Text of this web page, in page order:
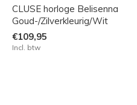
CLUSE horloge Belisenna
Goud-/Zilverkleurig/Wit
€109,95
Incl. btw